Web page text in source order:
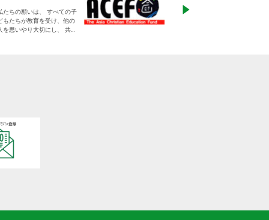
たちの願いは、 すべての子
もたちが教育を受け、他の
を思いやり大切にし、 共に